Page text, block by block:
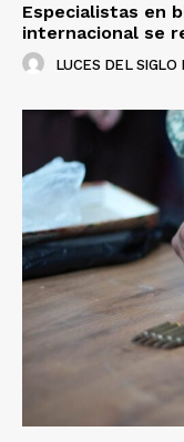
Especialistas en
internacional se
LUCES DEL SIGLO